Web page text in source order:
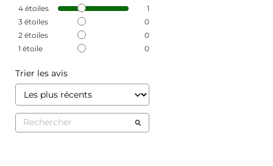
4 étoiles
1
3 étoiles
0
2 étoiles
0
1 étoile 0
Trier les avis